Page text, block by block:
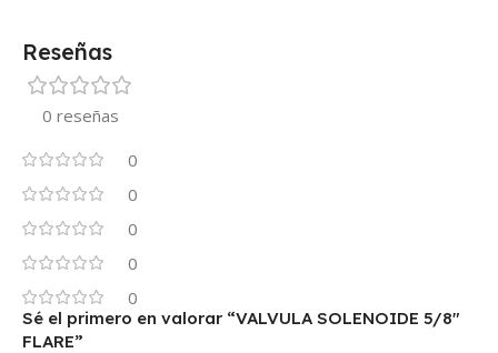
Reseñas
0 reseñas
0
0
0
0
0
Sé el primero en valorar “VALVULA SOLENOIDE 5/8″
FLARE”